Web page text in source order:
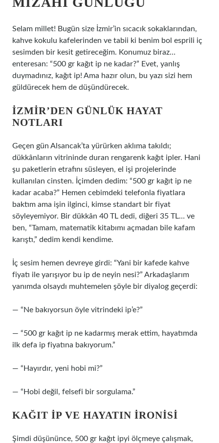
Selam millet! Bugün size İzmir’in sıcacık sokaklarından,
kahve kokulu kafelerinden ve tabii ki benim bol esprili iç
sesimden bir kesit getireceğim. Konumuz biraz…
enteresan: “500 gr kağıt ip ne kadar?” Evet, yanlış
duymadınız, kağıt ip! Ama hazır olun, bu yazı sizi hem
güldürecek hem de düşündürecek.
İZMIR’DEN GÜNLÜK HAYAT
NOTLARI
Geçen gün Alsancak’ta yürürken aklıma takıldı;
dükkânların vitrininde duran rengarenk kağıt ipler. Hani
şu paketlerin etrafını süsleyen, el işi projelerinde
kullanılan cinsten. İçimden dedim: “500 gr kağıt ip ne
kadar acaba?” Hemen cebimdeki telefonla fiyatlara
baktım ama işin ilginci, kimse standart bir fiyat
söyleyemiyor. Bir dükkân 40 TL dedi, diğeri 35 TL… ve
ben, “Tamam, matematik kitabımı açmadan bile kafam
karıştı,” dedim kendi kendime.
İç sesim hemen devreye girdi: “Yani bir kafede kahve
fiyatı ile yarışıyor bu ip de neyin nesi?” Arkadaşlarım
yanımda olsaydı muhtemelen şöyle bir diyalog geçerdi:
— “Ne bakıyorsun öyle vitrindeki ip’e?”
— “500 gr kağıt ip ne kadarmış merak ettim, hayatımda
ilk defa ip fiyatına bakıyorum.”
— “Hayırdır, yeni hobi mi?”
— “Hobi değil, felsefi bir sorgulama.”
KAĞIT İP VE HAYATIN İRONISI
Şimdi düşününce, 500 gr kağıt ipyi ölçmeye çalışmak,